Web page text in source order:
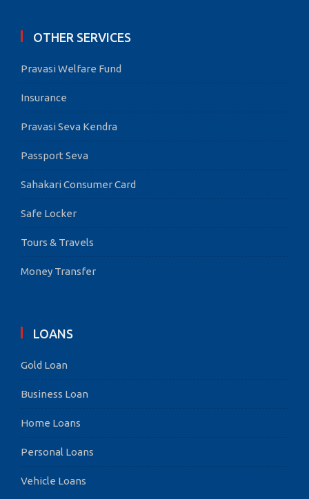
OTHER SERVICES
Pravasi Welfare Fund
Insurance
Pravasi Seva Kendra
Passport Seva
Sahakari Consumer Card
Safe Locker
Tours & Travels
Money Transfer
LOANS
Gold Loan
Business Loan
Home Loans
Personal Loans
Vehicle Loans